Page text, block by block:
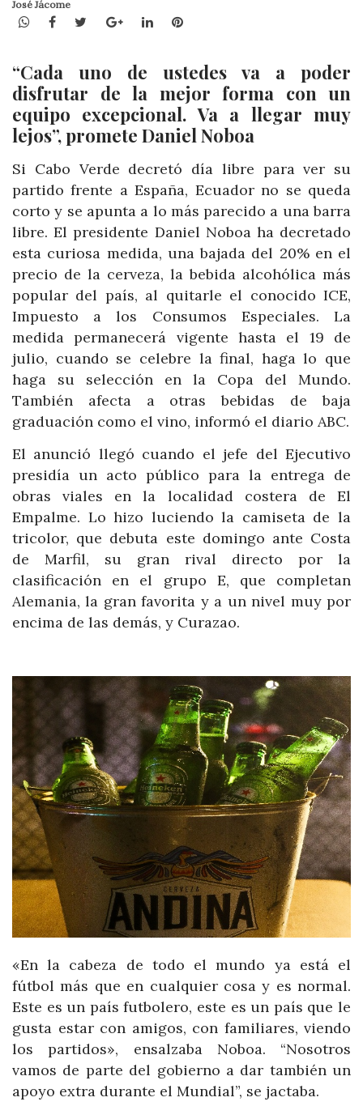
José Jácome
WhatsApp
Facebook
TwitterGoogle+LinkedInPinterest
“Cada uno de ustedes va a poder
disfrutar de la mejor forma con un
equipo excepcional. Va a llegar muy
lejos”, promete Daniel Noboa
Si Cabo Verde decretó día libre para ver su
partido frente a España, Ecuador no se queda
corto y se apunta a lo más parecido a una barra
libre. El presidente Daniel Noboa ha decretado
esta curiosa medida, una bajada del 20% en el
precio de la cerveza, la bebida alcohólica más
popular del país, al quitarle el conocido ICE,
Impuesto a los Consumos Especiales. La
medida permanecerá vigente hasta el 19 de
julio, cuando se celebre la final, haga lo que
haga su selección en la Copa del Mundo.
También afecta a otras bebidas de baja
graduación como el vino, informó el diario ABC.
El anunció llegó cuando el jefe del Ejecutivo
presidía un acto público para la entrega de
obras viales en la localidad costera de El
Empalme. Lo hizo luciendo la camiseta de la
tricolor, que debuta este domingo ante Costa
de Marfil, su gran rival directo por la
clasificación en el grupo E, que completan
Alemania, la gran favorita y a un nivel muy por
encima de las demás, y Curazao.
«En la cabeza de todo el mundo ya está el
fútbol más que en cualquier cosa y es normal.
Este es un país futbolero, este es un país que le
gusta estar con amigos, con familiares, viendo
los partidos», ensalzaba Noboa. “Nosotros
vamos de parte del gobierno a dar también un
apoyo extra durante el Mundial”, se jactaba.